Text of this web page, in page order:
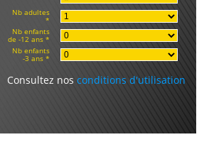
Nb adultes
*
Nb enfants
de -12 ans *
Nb enfants
-3 ans *
Consultez nos conditions d'utilisation